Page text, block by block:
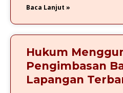
Baca Lanjut »
Hukum
Pengimbasan
Lapangan